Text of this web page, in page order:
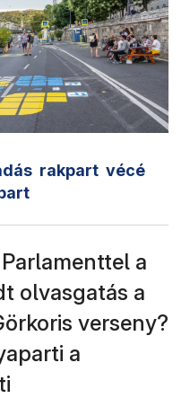
rakpart vécé
a
olvasgatás a
verseny?
a